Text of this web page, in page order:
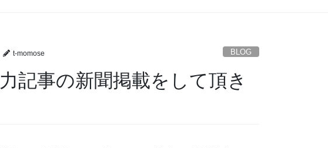
t-momose BLOG
記事の新聞掲載をして頂き